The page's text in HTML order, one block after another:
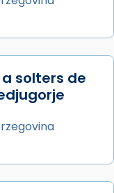
amb el
que
fou el primer
per
solters de